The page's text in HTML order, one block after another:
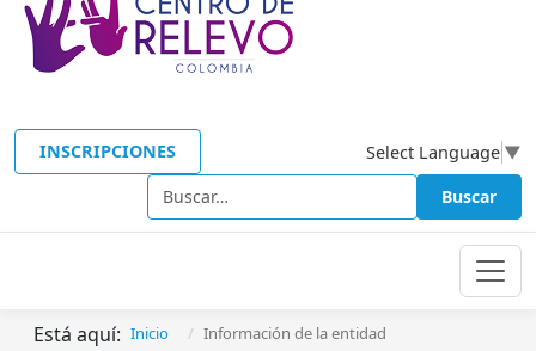
INSCRIPCIONES Select Language ▼
Buscar Buscar
Está aquí: Inicio
Información de la entidad